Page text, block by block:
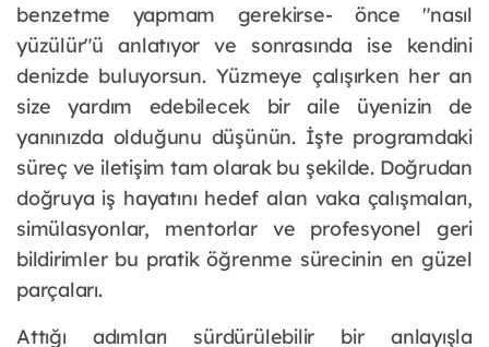
benzetme yapmam gerekirse- önce "nasıl
yüzülür"ü anlatıyor ve sonrasında ise kendini
denizde buluyorsun. Yüzmeye çalışırken her an
size yardım edebilecek bir aile üyenizin de
yanınızda olduğunu düşünün. İşte programdaki
süreç ve iletişim tam olarak bu şekilde. Doğrudan
doğruya iş hayatını hedef alan vaka çalışmaları,
simülasyonlar, mentorlar ve profesyonel geri
bildirimler bu pratik öğrenme sürecinin en güzel
parçaları.
Attığı adımları sürdürülebilir bir anlayışla